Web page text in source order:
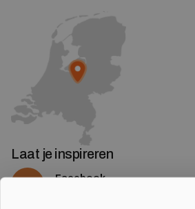
Laat je inspireren
Facebook